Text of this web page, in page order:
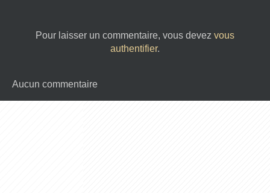
Pour laisser un commentaire, vous devez vous
authentifier.
Aucun commentaire